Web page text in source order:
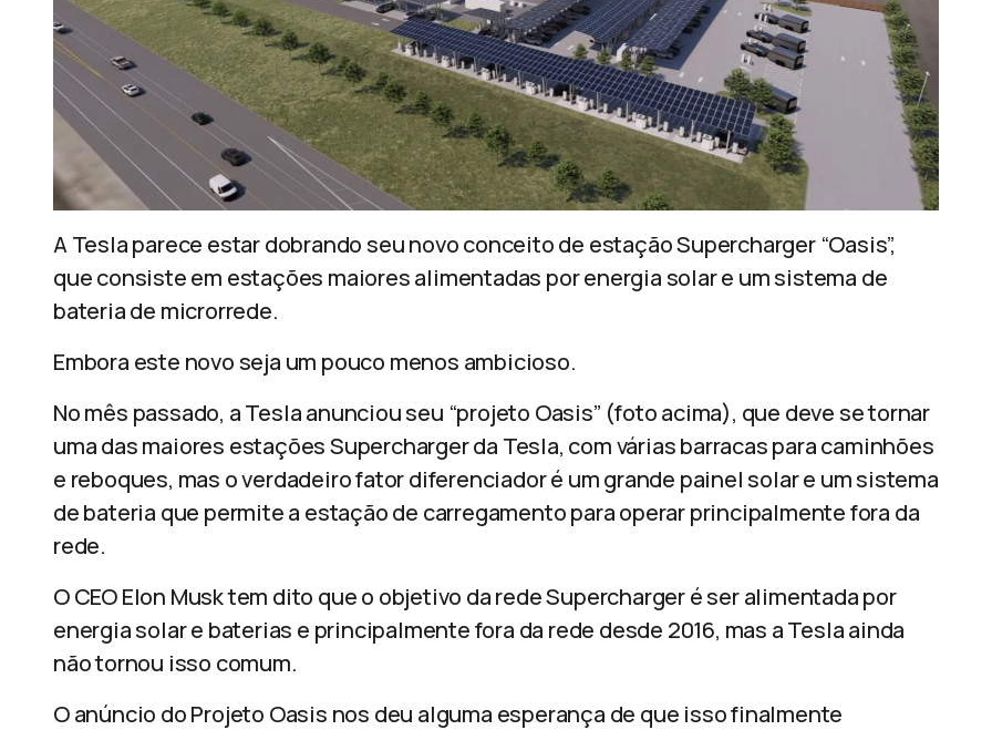
A Tesla parece estar dobrando seu novo conceito de estação Supercharger “Oasis”,
que consiste em estações maiores alimentadas por energia solar e um sistema de
bateria de microrrede.
Embora este novo seja um pouco menos ambicioso.
No mês passado, a Tesla anunciou seu “projeto Oasis” (foto acima), que deve se tornar
uma das maiores estações Supercharger da Tesla, com várias barracas para caminhões
e reboques, mas o verdadeiro fator diferenciador é um grande painel solar e um sistema
de bateria que permite a estação de carregamento para operar principalmente fora da
rede.
O CEO Elon Musk tem dito que o objetivo da rede Supercharger é ser alimentada por
energia solar e baterias e principalmente fora da rede desde 2016, mas a Tesla ainda
não tornou isso comum.
O anúncio do Projeto Oasis nos deu alguma esperança de que isso finalmente